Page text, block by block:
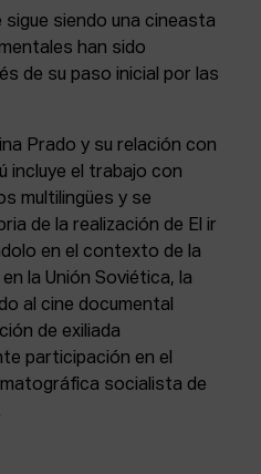
sigue siendo una cineasta
han sido
de su paso inicial por las
Prado y su relación con
incluye el trabajo con
multilingües y se
de la realización de El ir
en el contexto de la
la Unión Soviética, la
al cine documental
de exiliada
participación en el
socialista de